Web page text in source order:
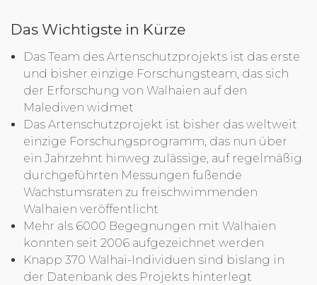
Das Wichtigste in Kürze
Das Team des Artenschutzprojekts ist das erste
und bisher einzige Forschungsteam, das sich
der Erforschung von Walhaien auf den
Malediven widmet
Das Artenschutzprojekt ist bisher das weltweit
einzige Forschungsprogramm, das nun über
ein Jahrzehnt hinweg zulässige, auf regelmäßig
durchgeführten Messungen fußende
Wachstumsraten zu freischwimmenden
Walhaien veröffentlicht
Mehr als 6000 Begegnungen mit Walhaien
konnten seit 2006 aufgezeichnet werden
Knapp 370 Walhai-Individuen sind bislang in
der Datenbank des Projekts hinterlegt